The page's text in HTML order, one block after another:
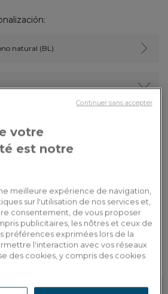
natural (BL)
desea que traduzca al
de envío por país
votre
est notre
meilleure expérience de navigation,
sur l'utilisation de nos services et,
consentement, de vous proposer
publicitaires, les nôtres et ceux de
préférences exprimées lors de la
l'interaction avec vos réseaux
des cookies, y compris des cookies
Continuer sans accepter